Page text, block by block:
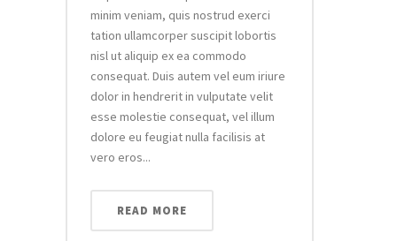
minim veniam, quis nostrud exerci
tation ullamcorper suscipit lobortis
nisl ut aliquip ex ea commodo
consequat. Duis autem vel eum iriure
dolor in hendrerit in vulputate velit
esse molestie consequat, vel illum
dolore eu feugiat nulla facilisis at
vero eros...
READ MORE